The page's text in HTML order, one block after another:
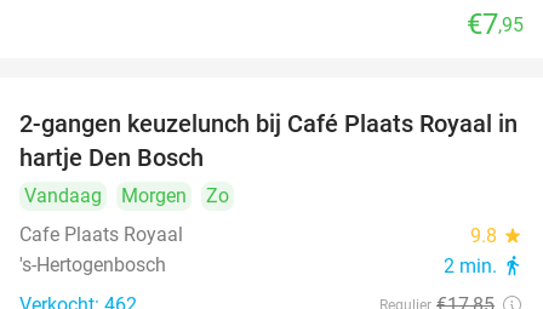
€7,95
36%
2-gangen keuzelunch bij Café Plaats Royaal in
hartje Den Bosch
Vandaag Morgen
Zo
Cafe Plaats Royaal
9.8 star
's-Hertogenbosch 2 min. directions_walk
Regulier